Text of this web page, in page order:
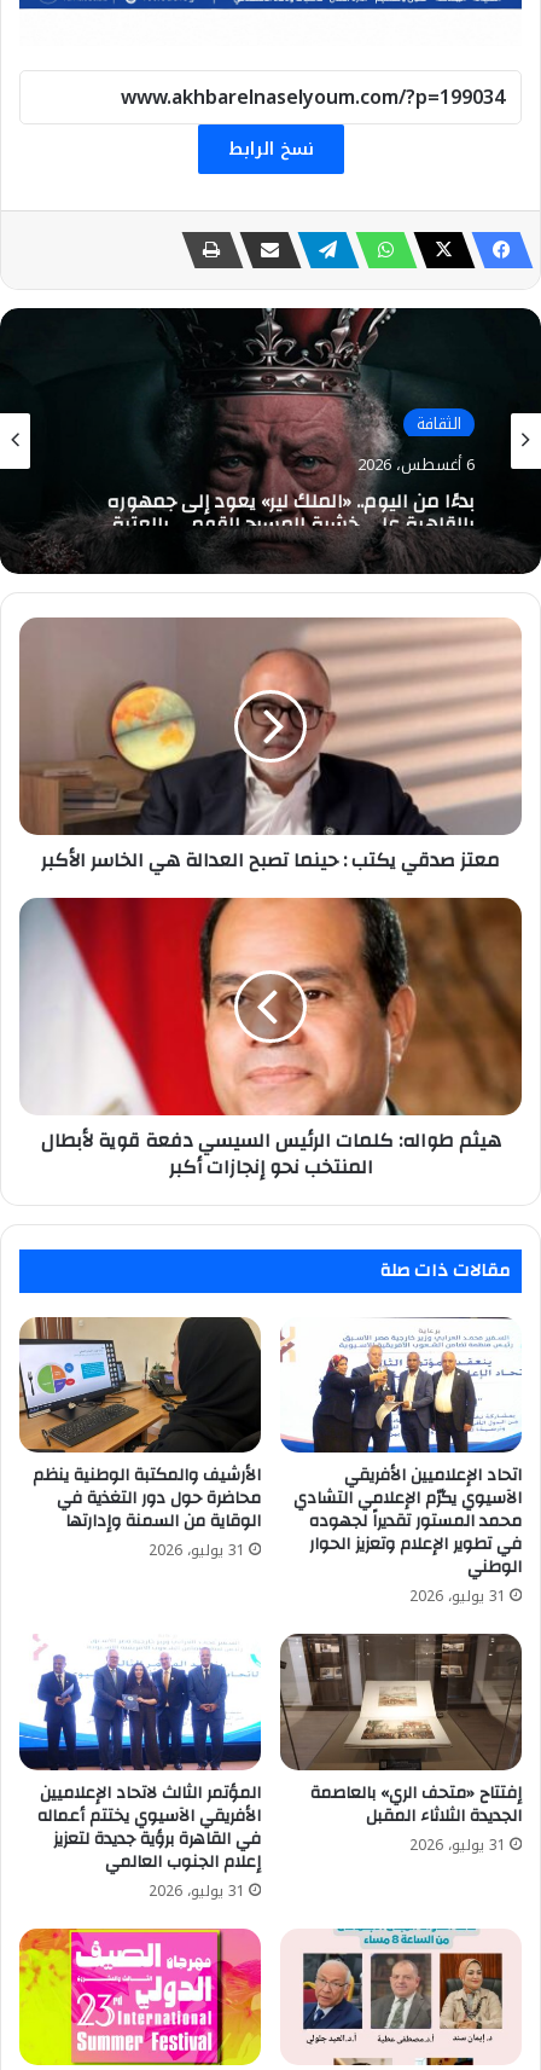
نسخ الرابط
الثقافة
6 أغسطس، 2026
بدءًا من اليوم.. «الملك لير» يعود إلى جمهوره
بالقاهرة على خشبة المسرح القومي بالعتبة
معتز
صدقي
يكتب
:
حينما
تصبح
العدالة
هي
الخاسر
الأكبرمعتز صدقي يكتب : حينما تصبح العدالة هي الخاسر الأكبر
هيثم
طواله:
الرئيس
السيسي
دفعة
قوية
لأبطال
المنتخب
هيثم طواله: كلمات الرئيس السيسي دفعة قوية لأبطال
المنتخب نحو إنجازات أكبر
مقالات ذات صلة
اتحاد الإعلاميين الأفريقي
الآسيوي يكرّم الإعلامي التشادي
محمد المستور تقديراً لجهوده
في تطوير الإعلام وتعزيز الحوار
الوطني
31 يوليو، 2026
الأرشيف والمكتبة الوطنية ينظم
محاضرة حول دور التغذية في
الوقاية من السمنة وإدارتها
31 يوليو، 2026
إفتتاح «متحف الري» بالعاصمة
الجديدة الثلاثاء المقبل
31 يوليو، 2026
المؤتمر الثالث لاتحاد الإعلاميين
الأفريقي الآسيوي يختتم أعماله
في القاهرة برؤية جديدة لتعزيز
إعلام الجنوب العالمي
31 يوليو، 2026